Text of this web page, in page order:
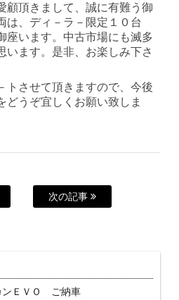
顧頂きまして、誠に有難う御
は、ディ－ラ－限定１０台
座います。中古市場にも滅多
います。是非、お楽しみ下さ
トさせて頂きますので、今後
どうぞ宜しくお願い致しま
次の記事
ＥＶＯ ご納車